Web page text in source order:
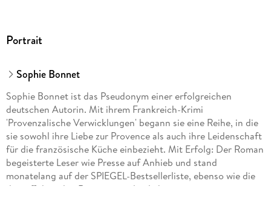
Portrait
Sophie Bonnet
Sophie Bonnet ist das Pseudonym einer erfolgreichen
deutschen Autorin. Mit ihrem Frankreich-Krimi
'Provenzalische Verwicklungen' begann sie eine Reihe, in die
sie sowohl ihre Liebe zur Provence als auch ihre Leidenschaft
für die französische Küche einbezieht. Mit Erfolg: Der Roman
begeisterte Leser wie Presse auf Anhieb und stand
monatelang auf der SPIEGEL-Bestsellerliste, ebenso wie die
darauffolgenden Romane um den liebenswerten